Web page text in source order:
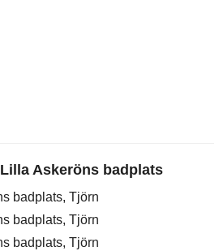
Lilla Askeröns badplats